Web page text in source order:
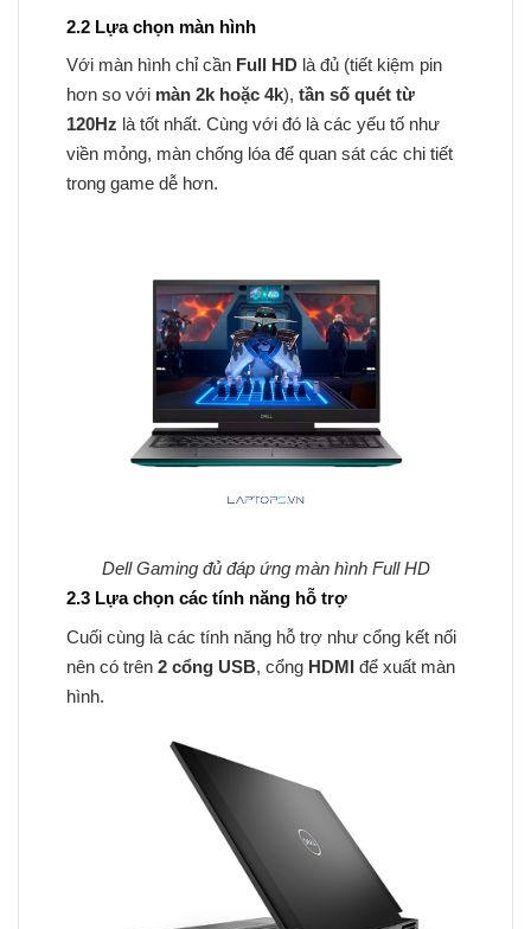
2.2 Lựa chọn màn hình
Với màn hình chỉ cần Full HD là đủ (tiết kiệm pin
hơn so với màn 2k hoặc 4k), tần số quét từ
120Hz là tốt nhất. Cùng với đó là các yếu tố như
viền mỏng, màn chống lóa để quan sát các chi tiết
trong game dễ hơn.
Dell Gaming đủ đáp ứng màn hình Full HD
2.3 Lựa chọn các tính năng hỗ trợ
Cuối cùng là các tính năng hỗ trợ như cổng kết nối
nên có trên 2 cổng USB, cổng HDMI để xuất màn
hình.